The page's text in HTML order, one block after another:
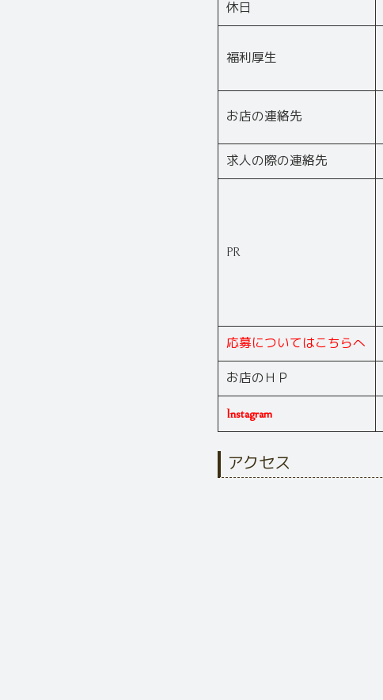
休日
福利厚生
お店の連絡先
求人の際の連絡先
PR
応募についてはこちらへ
お店のＨＰ
Instagram
アクセス